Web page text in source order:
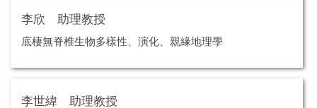
李欣 助理教授
底棲無脊椎生物多樣性、演化、親緣地理學
李世緯 助理教授